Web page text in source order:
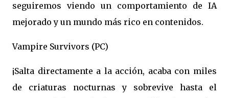
seguiremos viendo un comportamiento de IA
mejorado y un mundo más rico en contenidos.
Vampire Survivors (PC)
¡Salta directamente a la acción, acaba con miles
de criaturas nocturnas y sobrevive hasta el